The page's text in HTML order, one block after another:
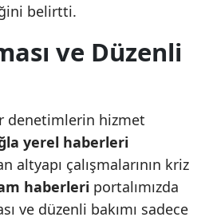
belirtti.
ve Düzenli
denetimlerin hizmet
yerel haberleri
altyapı çalışmalarının kriz
haberleri portalımızda
ve düzenli bakımı sadece